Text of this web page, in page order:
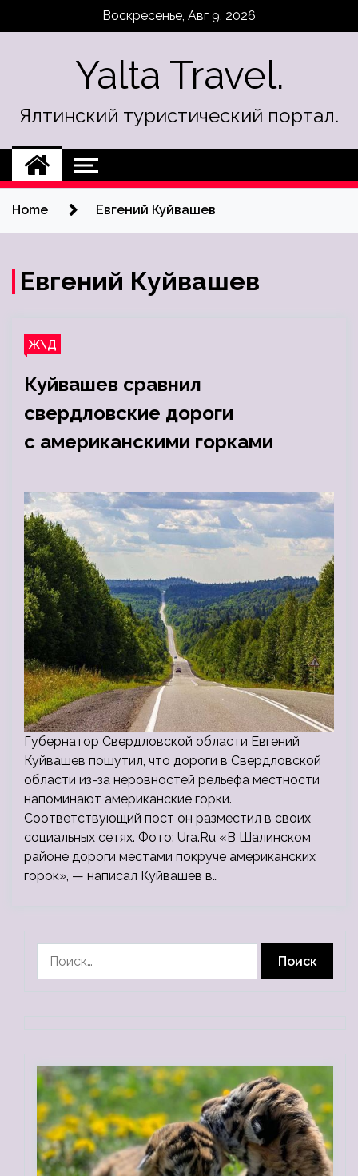
Воскресенье, Авг 9, 2026
Yalta Travel.
Ялтинский туристический портал.
Home Евгений Куйвашев
Евгений Куйвашев
Ж\Д
Куйвашев сравнил
свердловские дороги
с американскими горками
Губернатор Свердловской области Евгений
Куйвашев пошутил, что дороги в Свердловской
области из-за неровностей рельефа местности
напоминают американские горки.
Соответствующий пост он разместил в своих
социальных сетях. Фото: Ura.Ru «В Шалинском
районе дороги местами покруче американских
горок», — написал Куйвашев в…